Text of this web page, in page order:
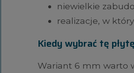
niewielkie
realizacje, w
Kiedy wybrać tę
Wariant 6 mm warto